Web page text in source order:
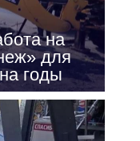
на
для
годы